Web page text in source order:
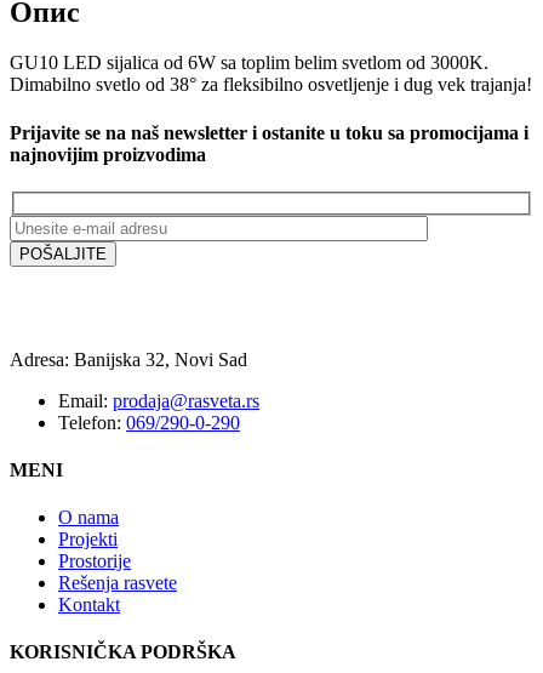
Опис
GU10 LED sijalica od 6W sa toplim belim svetlom od 3000K.
Dimabilno svetlo od 38° za fleksibilno osvetljenje i dug vek trajanja!
Prijavite se na naš newsletter i ostanite u toku sa promocijama i
najnovijim proizvodima
Adresa: Banijska 32, Novi Sad
Email: prodaja@rasveta.rs
Telefon: 069/290-0-290
MENI
O nama
Projekti
Prostorije
Rešenja rasvete
Kontakt
KORISNIČKA PODRŠKA